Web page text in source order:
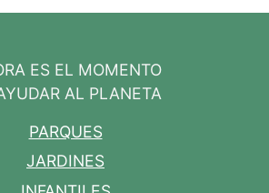
ES EL MOMENTO
AL PLANETA
PARQUES
JARDINES